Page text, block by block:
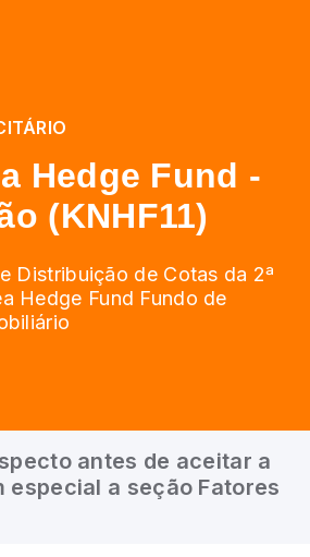
Hedge Fund -
(KNHF11)
Distribuição de Cotas da 2ª
Hedge Fund Fundo de
antes de aceitar a
especial a seção Fatores